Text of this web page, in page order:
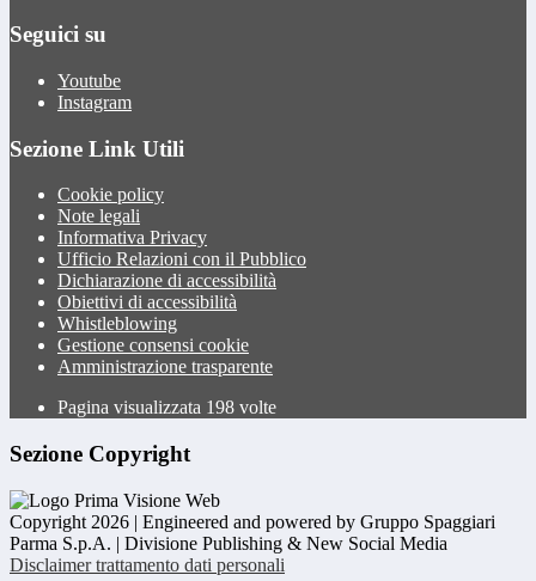
Seguici su
Youtube
Instagram
Sezione Link Utili
Cookie policy
Note legali
Informativa Privacy
Ufficio Relazioni con il Pubblico
Dichiarazione di accessibilità
Obiettivi di accessibilità
Whistleblowing
Gestione consensi cookie
Amministrazione trasparente
Pagina visualizzata 198 volte
Sezione Copyright
Copyright 2026 | Engineered and powered by Gruppo Spaggiari
Parma S.p.A. | Divisione Publishing & New Social Media
Disclaimer trattamento dati personali